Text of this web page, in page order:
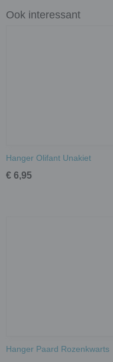
Ook interessant
Hanger Olifant Unakiet
€ 6,95
Hanger Paard Rozenkwarts